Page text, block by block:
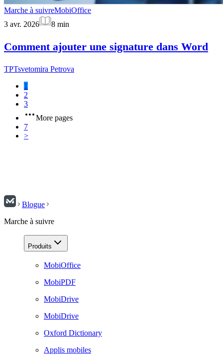
Marche à suivreMobiOffice
3 avr. 2026
8 min
Comment ajouter une signature dans Word
TPTsvetomira Petrova
1
2
3
More pages
7
>
Blogue
Marche à suivre
Produits
MobiOffice
MobiPDF
MobiDrive
MobiDrive
Oxford Dictionary
Applis mobiles